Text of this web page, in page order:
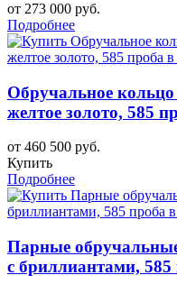
от 273 000 руб.
Подробнее
Обручальное
желтое золото, 585
от 460 500 руб.
Купить
Подробнее
Парные
с бриллиантами, 585